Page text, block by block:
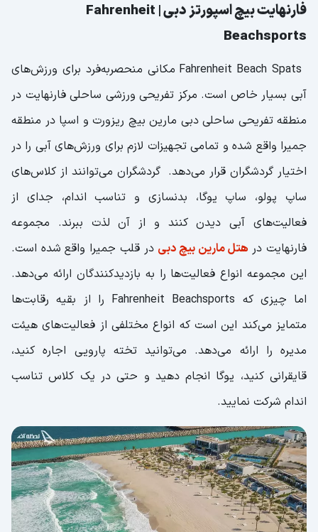
فارنهایت بیچ اسپورتز دبی | Fahrenheit
Beachsports
Fahrenheit Beach Spats مکانی منحصربه‌فرد برای ورزش‌های
آبی بسیار خاص است. مرکز تفریحی ورزشی ساحلی فارنهایت در
منطقه تفریحی ساحلی دبی مارین بیچ ریزورت و اسپا در منطقه
جمیرا واقع شده و تمامی تجهیزات لازم برای ورزش‌های آبی را در
اختیار گردشگران قرار می‌دهد. گردشگران می‌توانند از کلاس‌های
ساپ پولو، ساپ یوگا، بدنسازی و تناسب اندام، جدای از
فعالیت‌های آبی دیدن کنند و از آن لذت ببرند. مجموعه
فارنهایت در هتل مارین بیچ دبی در قلب جمیرا واقع شده است.
این مجموعه انواع فعالیت‌ها را به بازدیدکنندگان ارائه می‌دهد.
اما چیزی که Fahrenheit Beachsports را از بقیه رقابت‌ها
متمایز می‌کند این است که انواع مختلفی از فعالیت‌های هیئت
مدیره را ارائه می‌دهد. می‌توانید تخته پارویی اجاره کنید،
قایقرانی کنید، یوگا انجام دهید و حتی در یک کلاس تناسب
اندام شرکت نمایید.